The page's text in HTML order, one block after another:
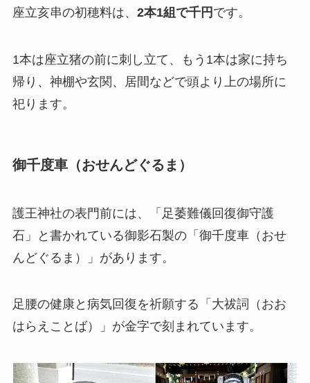
座立亥串の初穂料は、 2本1組で千円 です。
1本は座立猪の前に刺し立て、もう1本は家に持ち
帰り、神棚や玄関、居間などで頭より上の場所に
祀ります。
御千度車（おせんどぐるま）
護王神社の表門前には、「足萎難儀回復御守護
石」と書かれている御影石製の「御千度車（おせ
んどぐるま）」があります。
足腰の健康と病気回復を祈願する「大祓詞（おお
はらえことば）」が金字で刻まれています。